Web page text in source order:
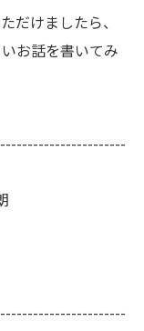
だけましたら、
お話を書いてみ